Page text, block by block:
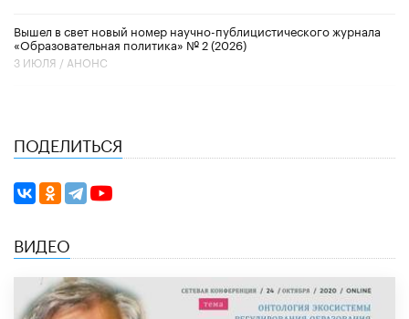
Вышел в свет новый номер научно-публицистического журнала
«Образовательная политика» № 2 (2026)
3 ИЮЛЯ / АНОНС
ПОДЕЛИТЬСЯ
ВИДЕО